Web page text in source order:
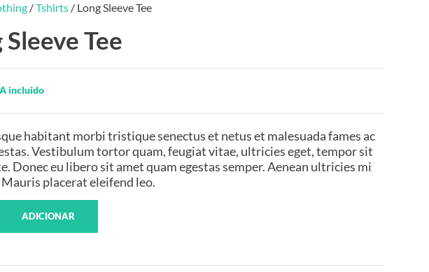
/Tshirts / Long Sleeve Tee
Sleeve Tee
incluido
habitant morbi tristique senectus et netus et malesuada fames ac
Vestibulum tortor quam, feugiat vitae, ultricies eget, tempor sit
Donec eu libero sit amet quam egestas semper. Aenean ultricies mi
placerat eleifend leo.
ADICIONAR